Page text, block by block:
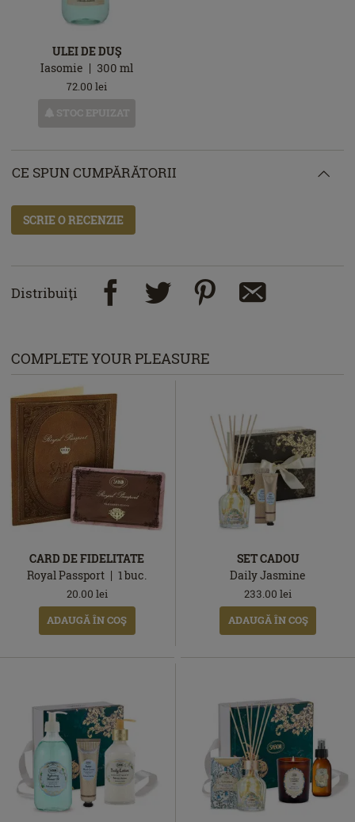
ULEI DE DUŞ
Iasomie
300ml
72.00 lei
STOC EPUIZAT
CE SPUN CUMPĂRĂTORII
SCRIE O RECENZIE
Distribuiţi
COMPLETE YOUR PLEASURE
CARD DE FIDELITATE
Royal Passport
1buc.
20.00 lei
ADAUGĂ ÎN COŞ
SET CADOU
Daily Jasmine
233.00 lei
ADAUGĂ ÎN COŞ